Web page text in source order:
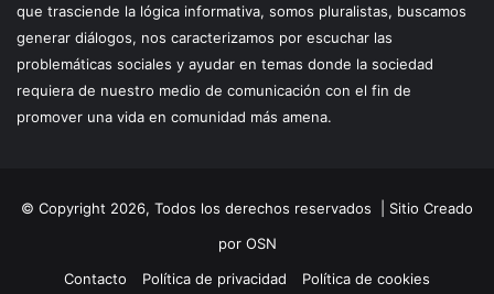
que trasciende la lógica informativa, somos pluralistas, buscamos
generar diálogos, nos caracterizamos por escuchar las
problemáticas sociales y ayudar en temas donde la sociedad
requiera de nuestro medio de comunicación con el fin de
promover una vida en comunidad más amena.
© Copyright 2026, Todos los derechos reservados | Sitio Creado
por OSN
Contacto
Política de privacidad Política de cookies